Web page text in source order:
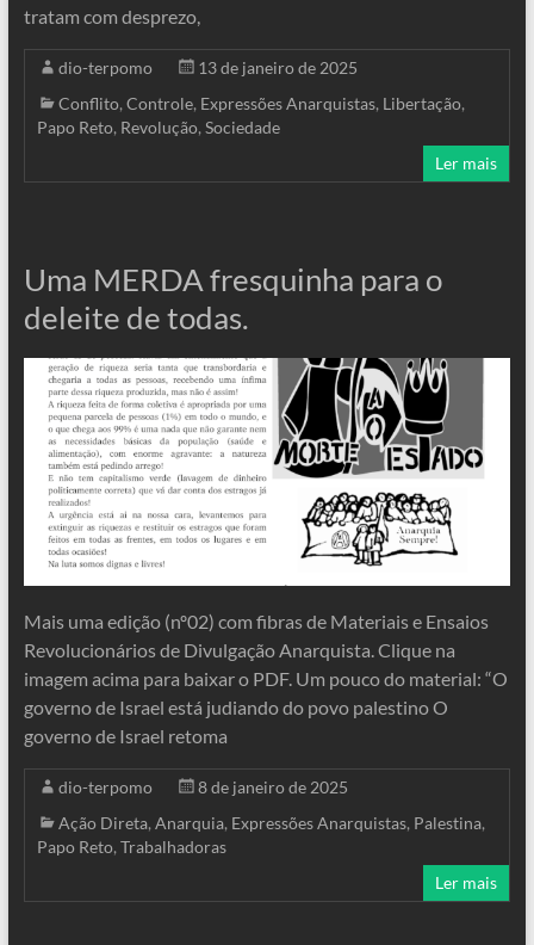
tratam com desprezo,
dio-terpomo
13 de janeiro de 2025
Conflito, Controle, Expressões Anarquistas, Libertação,
Papo Reto, Revolução, Sociedade
Ler mais
Uma MERDA fresquinha para o
deleite de todas.
Mais uma edição (nº02) com fibras de Materiais e Ensaios
Revolucionários de Divulgação Anarquista. Clique na
imagem acima para baixar o PDF. Um pouco do material: “O
governo de Israel está judiando do povo palestino O
governo de Israel retoma
dio-terpomo
8 de janeiro de 2025
Ação Direta, Anarquia, Expressões Anarquistas, Palestina,
Papo Reto, Trabalhadoras
Ler mais